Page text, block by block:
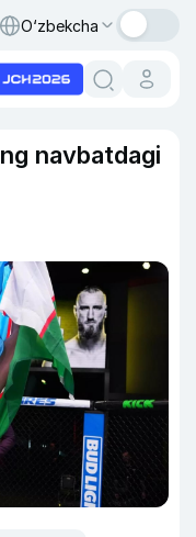
O‘zbekcha
navbatdagi